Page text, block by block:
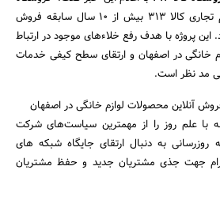
جستجو
صاحب الزمان اصفهان با نام تجاری کالا 313 بیش از 10 سال سابقه فروش
این پروژه با هدف رفع خلاءهای موجود در ارتباط
خانگی در اصفهان و ارتقای سطح کیفی خدمات
مد نظر است.
آنلاین محصولات لوازم خانگی در اصفهان
با علم روز را از مهمترین سیاست‌های شرکت
به دنبال ارتقای جایگاه شبکه های
جهت جذی مشتریان جدید و حفظ مشتریان